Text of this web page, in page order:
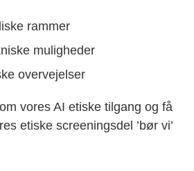
rammer
muligheder
overvejelser
vores AI etiske tilgang og få
etiske screeningsdel ’bør vi’